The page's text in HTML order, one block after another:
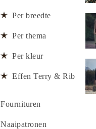
Per breedte
Per thema
Per kleur
Effen Terry & Rib
Fournituren
Naaipatronen